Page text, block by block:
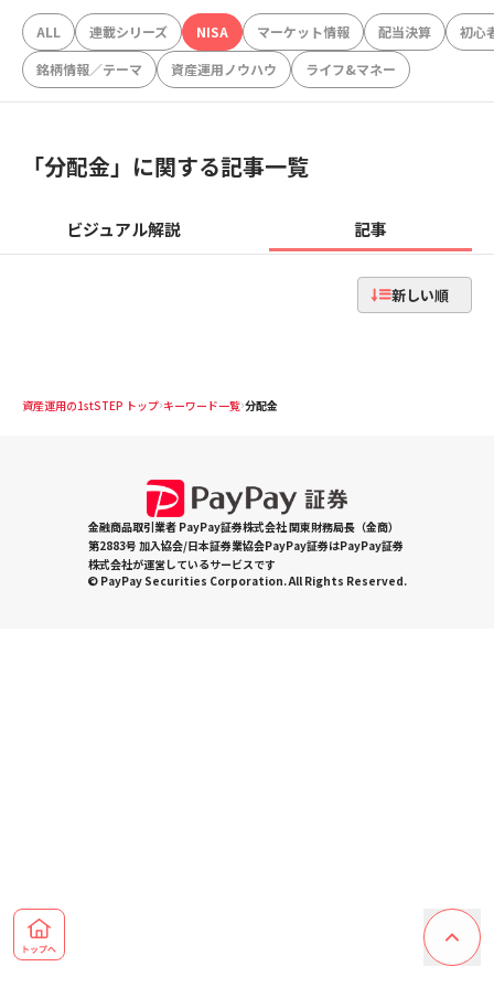
ALL 連載シリーズ NISA マーケット情報 配当決算
初心
銘柄情報／テーマ
資産運用ノウハウ ライフ&マネー
「分配金」に関する記事一覧
ビジュアル解説 記事
新しい順
資産運用の1stSTEP トップ キーワード一覧 分配金
金融商品取引業者 PayPay証券株式会社 関東財務局長（金商）
第2883号 加入協会/日本証券業協会PayPay証券はPayPay証券
株式会社が運営しているサービスです
© PayPay Securities Corporation. All Rights Reserved.